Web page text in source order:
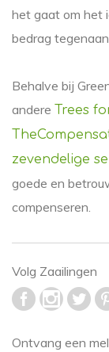
het gaat om het
bedrag
Behalve bij
andere Trees
zevendelige
goede en
compenseren.
Volg Zaailingen
Ontvang een